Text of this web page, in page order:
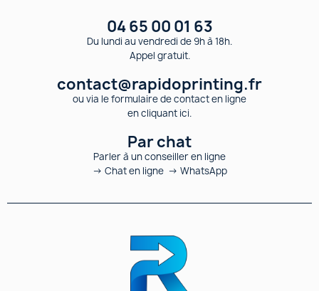
04 65 00 01 63
Du lundi au vendredi de 9h à 18h.
Appel gratuit.
contact@rapidoprinting.fr
ou via le formulaire de contact en ligne
en cliquant ici.
Par chat
Parler à un conseiller en ligne
→ Chat en ligne → WhatsApp